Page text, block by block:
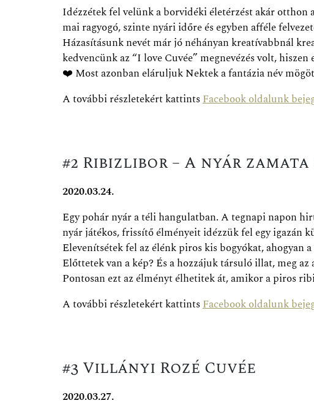
Idézzétek fel velünk a borvidéki életérzést akár
mai ragyogó, szinte nyári időre és egyben afféle
Házasításunk nevét már jó néhányan kreatívabbnál
kedvencünk az “I love Cuvée” megnevézés volt,
❤️ Most azonban eláruljuk Nektek a fantázia név
A további részletekért kattintsFacebook oldalunk
#2 Ribizlibor – A nyár
2020.03.24.
Egy pohár nyár a téli hangulatban. A tegnapi napon
nyár játékos, frissítő élményeit idézzük fel egy igazán
Elevenítsétek fel az élénk piros kis bogyókat, ahogyan
Előttetek van a kép? És a hozzájuk társuló illat, meg
Pontosan ezt az élményt élhetitek át, amikor a piros
A további részletekért kattintsFacebook oldalunk
#3 Villányi Rozé Cuvée
2020.03.27.